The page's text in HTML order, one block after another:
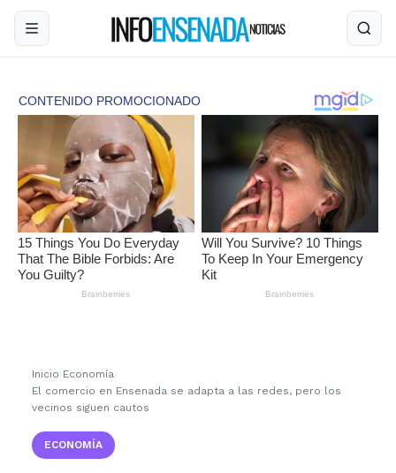
Inicio ›Economía›
El comercio en Ensenada se adapta a las redes, pero los
vecinos siguen cautos
ECONOMÍA